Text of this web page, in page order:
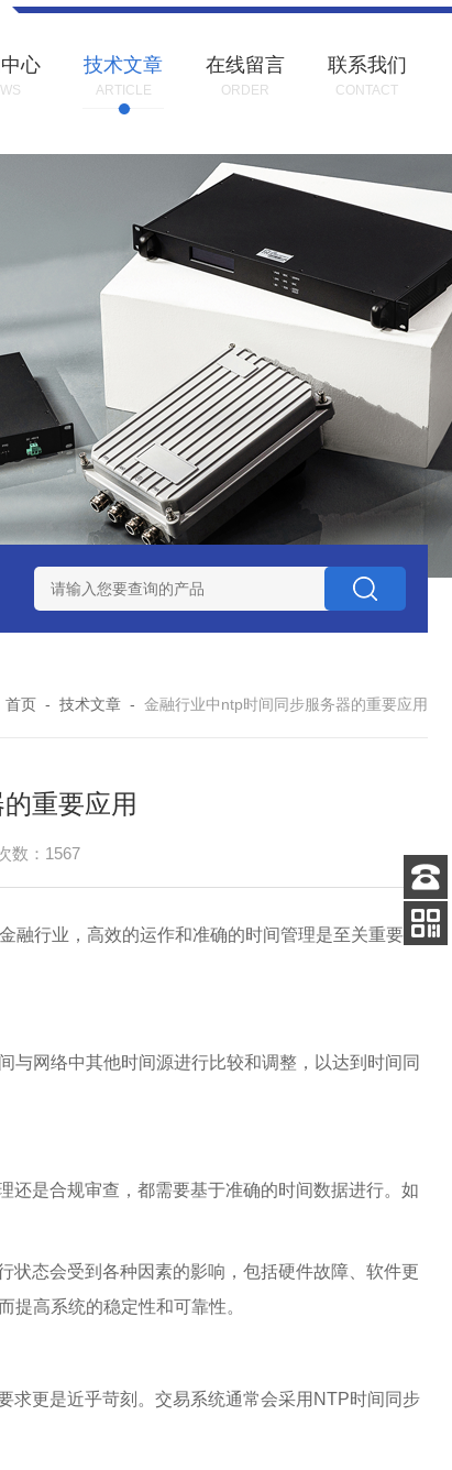
心 技术文章
ARTICLE
在线留言
ORDER
联系我们
CONTACT
北斗终端压控晶振 赛思高频石英无源晶体谐振器
首页 - 技术文章 - 金融行业中ntp时间同步服务器的重要应用
重要应用
数：1567
融行业，高效的运作和准确的时间管理是至关重要
与网络中其他时间源进行比较和调整，以达到时间同
还是合规审查，都需要基于准确的时间数据进行。如
状态会受到各种因素的影响，包括硬件故障、软件更
高系统的稳定性和可靠性。
求更是近乎苛刻。交易系统通常会采用NTP时间同步
客服
电话